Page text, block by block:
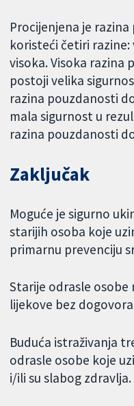
Procijenjena je
koristeći četiri razine:
visoka. Visoka razina
postoji velika
razina pouzdanosti
mala sigurnost u
razina pouzdanosti
Zaključak
Moguće je sigurno
starijih osoba koje
primarnu prevenciju
Starije odrasle
lijekove bez
Buduća istraživanja
odrasle osobe koje
i/ili su slabog zdravlja.